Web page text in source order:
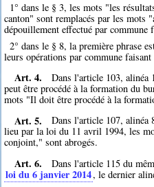
1° dans le § 3, les mots "les
canton" sont remplacés par les mots
dépouillement effectué par commune
2° dans le § 8, la première phrase
leurs opérations par commune
Art. 4.
Dans l'article 103, alinéa
peut être procédé à la formation du
mots "Il doit être procédé à la
Art. 5.
Dans l'article 107, alinéa
lieu par la loi du 11 avril 1994, les
conjoint," sont abrogés.
Art. 6. Dans l'article 115 du
loi du 6 janvier 2014, le dernier